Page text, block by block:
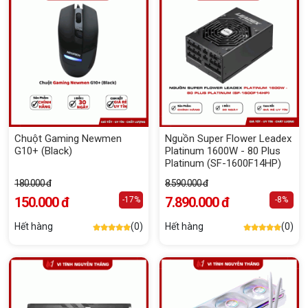
Chuột Gaming Newmen
G10+ (Black)
180.000 đ
150.000 đ -17%
Hết hàng (0)
Nguồn Super Flower Leadex
Platinum 1600W - 80 Plus
Platinum (SF-1600F14HP)
8.590.000 đ
7.890.000 đ -8%
Hết hàng (0)